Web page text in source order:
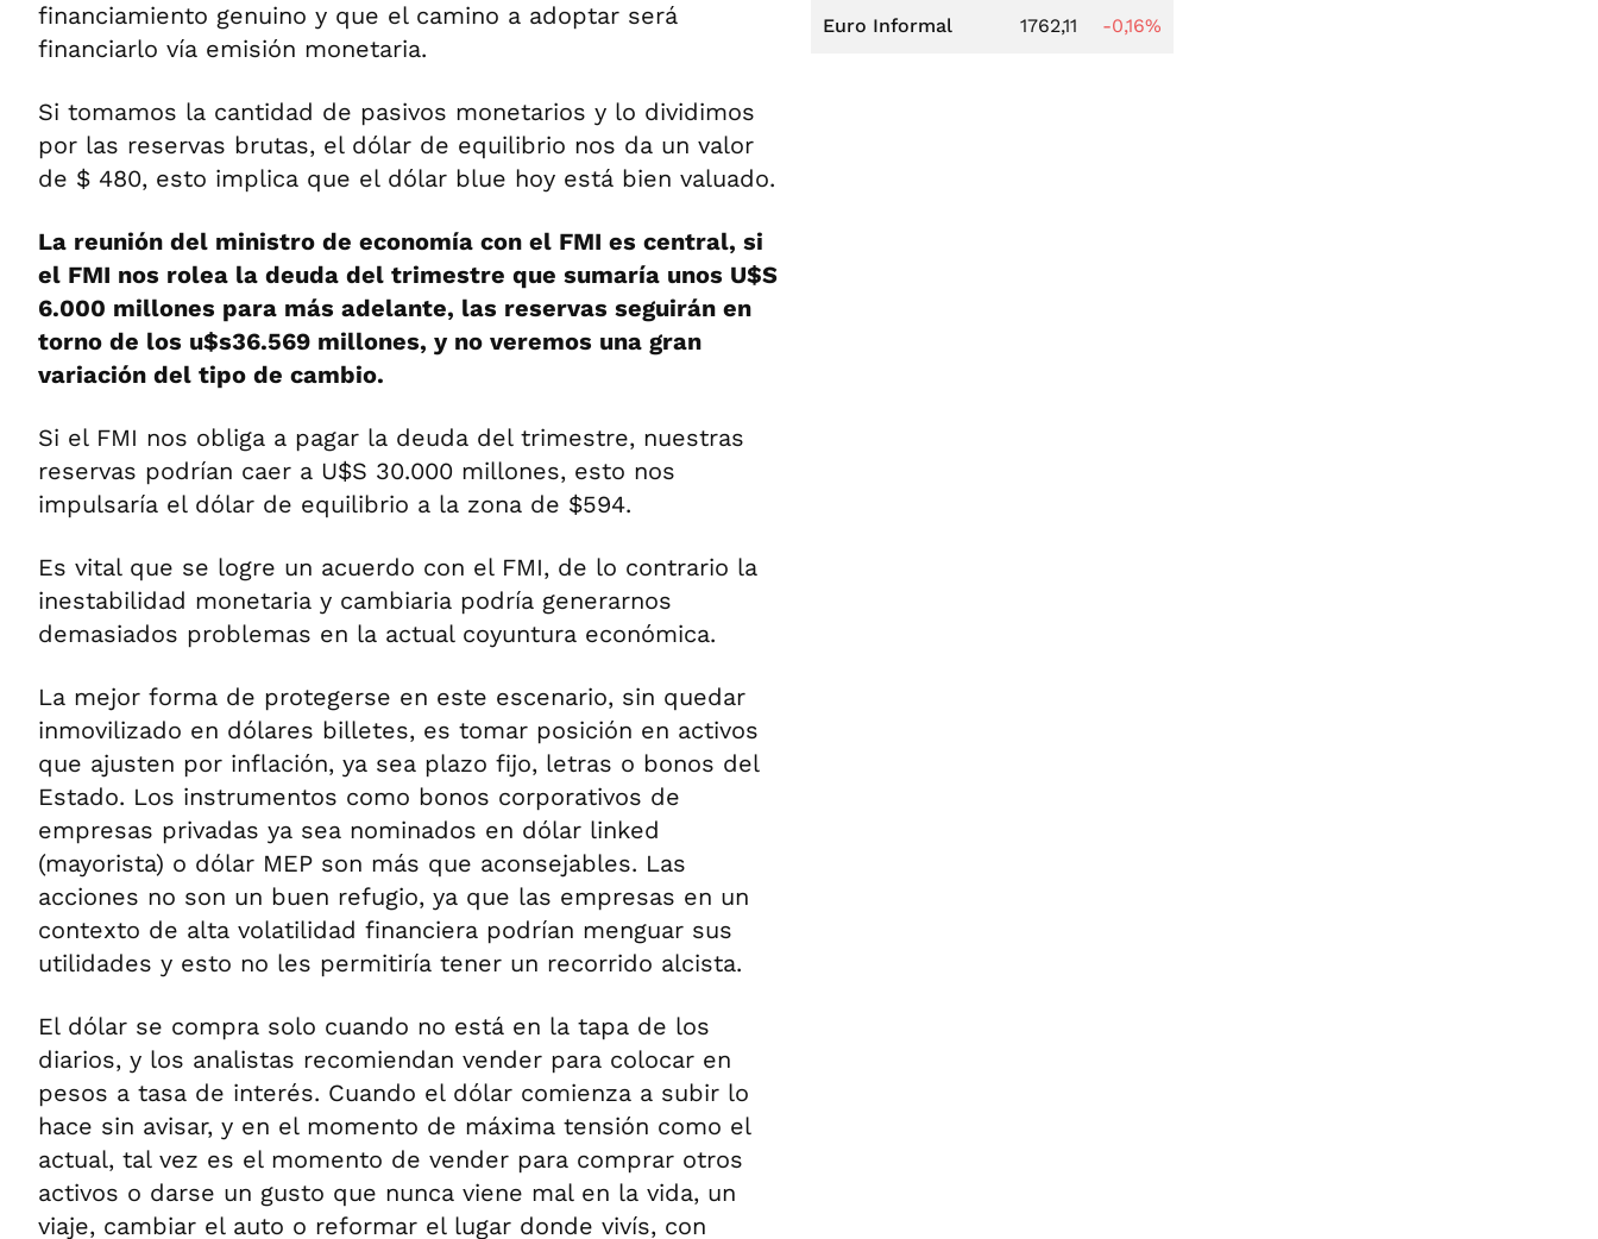
financiamiento genuino y que el camino a adoptar será
financiarlo vía emisión monetaria.
Si tomamos la cantidad de pasivos monetarios y lo dividimos
por las reservas brutas, el dólar de equilibrio nos da un valor
de $ 480, esto implica que el dólar blue hoy está bien valuado.
La reunión del ministro de economía con el FMI es central, si
el FMI nos rolea la deuda del trimestre que sumaría unos U$S
6.000 millones para más adelante, las reservas seguirán en
torno de los u$s36.569 millones, y no veremos una gran
variación del tipo de cambio.
Si el FMI nos obliga a pagar la deuda del trimestre, nuestras
reservas podrían caer a U$S 30.000 millones, esto nos
impulsaría el dólar de equilibrio a la zona de $594.
Es vital que se logre un acuerdo con el FMI, de lo contrario la
inestabilidad monetaria y cambiaria podría generarnos
demasiados problemas en la actual coyuntura económica.
La mejor forma de protegerse en este escenario, sin quedar
inmovilizado en dólares billetes, es tomar posición en activos
que ajusten por inflación, ya sea plazo fijo, letras o bonos del
Estado. Los instrumentos como bonos corporativos de
empresas privadas ya sea nominados en dólar linked
(mayorista) o dólar MEP son más que aconsejables. Las
acciones no son un buen refugio, ya que las empresas en un
contexto de alta volatilidad financiera podrían menguar sus
utilidades y esto no les permitiría tener un recorrido alcista.
El dólar se compra solo cuando no está en la tapa de los
diarios, y los analistas recomiendan vender para colocar en
pesos a tasa de interés. Cuando el dólar comienza a subir lo
hace sin avisar, y en el momento de máxima tensión como el
actual, tal vez es el momento de vender para comprar otros
activos o darse un gusto que nunca viene mal en la vida, un
viaje, cambiar el auto o reformar el lugar donde vivís, con
Euro Informal
1762,11 -0,16%